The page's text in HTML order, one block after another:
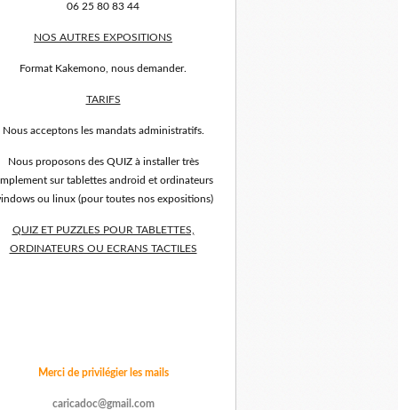
06 25 80 83 44
NOS AUTRES EXPOSITIONS
Format Kakemono, nous demander.
TARIFS
Nous acceptons les mandats administratifs.
Nous proposons des QUIZ à installer très
sur tablettes android et ordinateurs
ou linux (pour toutes nos expositions)
QUIZ ET PUZZLES POUR TABLETTES,
ORDINATEURS OU ECRANS TACTILES
Merci de privilégier les mails
caricadoc@gmail.com